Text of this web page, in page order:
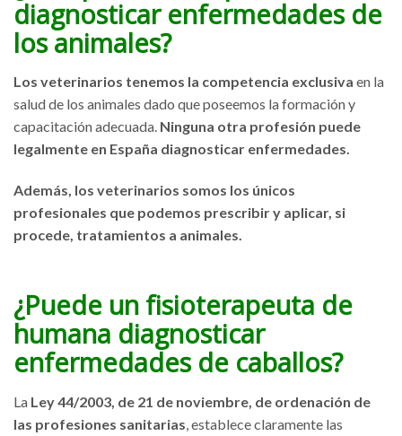
diagnosticar enfermedades de
los animales?
Los veterinarios tenemos la competencia exclusiva en la
salud de los animales dado que poseemos la formación y
capacitación adecuada. Ninguna otra profesión puede
legalmente en España diagnosticar enfermedades.
Además, los veterinarios somos los únicos
profesionales que podemos prescribir y aplicar, si
procede, tratamientos a animales.
¿Puede un fisioterapeuta de
humana diagnosticar
enfermedades de caballos?
La Ley 44/2003, de 21 de noviembre, de ordenación de
las profesiones sanitarias, establece claramente las